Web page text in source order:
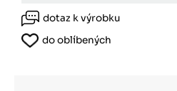
dotaz k výrobku
do oblíbených